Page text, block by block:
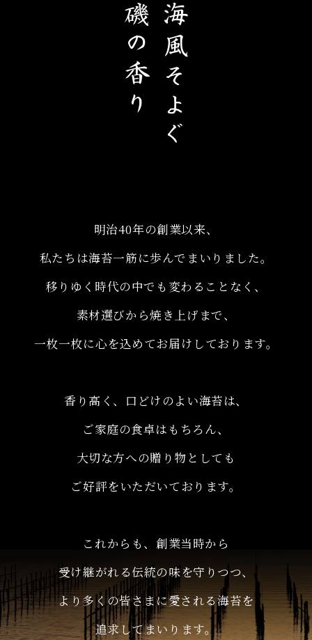
海風そよぐ
磯の香り
明治40年の創業以来、
私たちは海苔一筋に歩んでまいりました。
移りゆく時代の中でも変わることなく、
素材選びから焼き上げまで、
一枚一枚に心を込めてお届けしております。
香り高く、口どけのよい海苔は、
ご家庭の食卓はもちろん、
大切な方への贈り物としても
ご好評をいただいております。
これからも、創業当時から
受け継がれる伝統の味を守りつつ、
より多くの皆さまに愛される海苔を
追求してまいります。